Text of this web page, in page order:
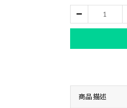
商品描述